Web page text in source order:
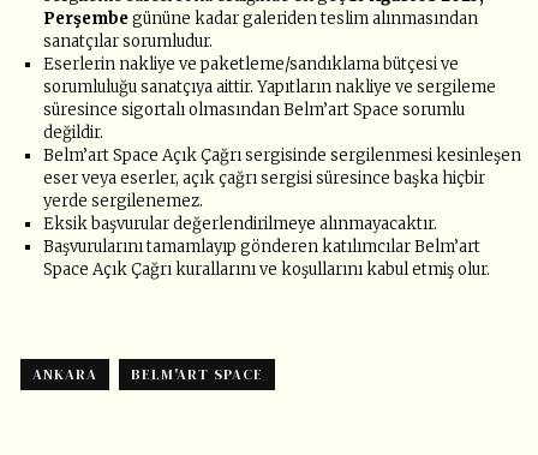
Perşembegününe kadar galeriden teslim alınmasından
sanatçılar sorumludur.
Eserlerin nakliye ve paketleme/sandıklama bütçesi ve
sorumluluğu sanatçıya aittir. Yapıtların nakliye ve sergileme
süresince sigortalı olmasından Belm’art Space sorumlu
değildir.
Belm’art Space Açık Çağrı sergisinde sergilenmesi kesinleşen
eser veya eserler, açık çağrı sergisi süresince başka hiçbir
yerde sergilenemez.
Eksik başvurular değerlendirilmeye alınmayacaktır.
Başvurularını tamamlayıp gönderen katılımcılar Belm’art
Space Açık Çağrı kurallarını ve koşullarını kabul etmiş olur.
ANKARA BELM'ART SPACE